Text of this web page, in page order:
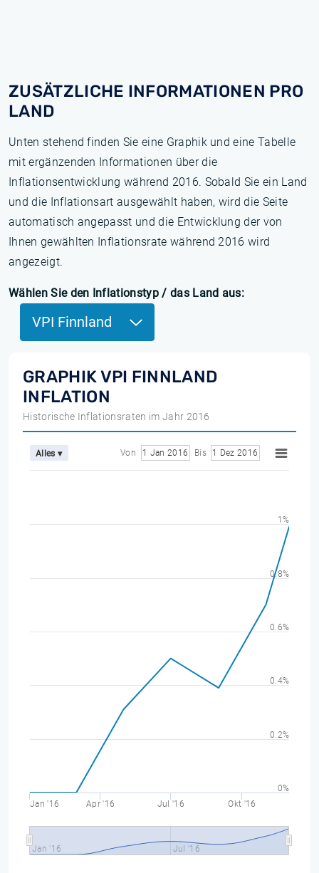
ZUSÄTZLICHE INFORMATIONEN PRO
LAND
Unten stehend finden Sie eine Graphik und eine Tabelle
mit ergänzenden Informationen über die
Inflationsentwicklung während 2016. Sobald Sie ein Land
und die Inflationsart ausgewählt haben, wird die Seite
automatisch angepasst und die Entwicklung der von
Ihnen gewählten Inflationsrate während 2016 wird
angezeigt.
Wählen Sie den Inflationstyp / das Land aus:
VPI Finnland
GRAPHIK VPI FINNLAND
INFLATION
Historische Inflationsraten im Jahr 2016
Alles ▾ Von 1 Jan 2016 Bis 1 Dez 2016
Jan '16 Apr '16 Jul '16 Okt '16
Jan '16 Jul '16
0%
0.2%
0.4%
0.6%
0.8%
1%